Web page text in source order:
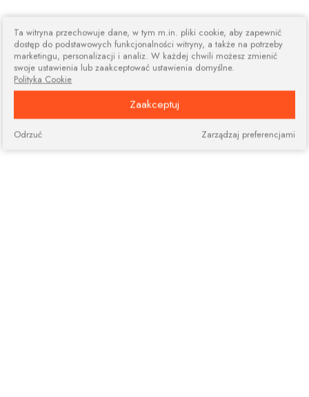
Ta witryna przechowuje dane, w tym m.in. pliki cookie, aby zapewnić
dostęp do podstawowych funkcjonalności witryny, a także na potrzeby
marketingu, personalizacji i analiz. W każdej chwili możesz zmienić
swoje ustawienia lub zaakceptować ustawienia domyślne.
Polityka Cookie
Zaakceptuj
Zarządzaj preferencjami
Odrzuć